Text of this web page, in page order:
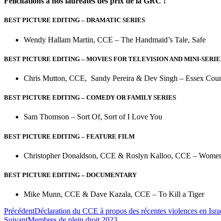
BEST PICTURE EDITING – DRAMATIC SERIES
Wendy Hallam Martin, CCE – The Handmaid’s Tale, Safe
BEST PICTURE EDITING – MOVIES FOR TELEVISION AND MINI-
Chris Mutton, CCE, Sandy Pereira & Dev Singh – Essex
BEST PICTURE EDITING – COMEDY OR FAMILY SERIES
Sam Thomson – Sort Of, Sort of I Love You
BEST PICTURE EDITING – FEATURE FILM
Christopher Donaldson, CCE & Roslyn Kalloo, CCE –
BEST PICTURE EDITING – DOCUMENTARY
Mike Munn, CCE & Dave Kazala, CCE – To Kill a Tiger
PrécédentDéclaration du CCE à propos des récentes violences en